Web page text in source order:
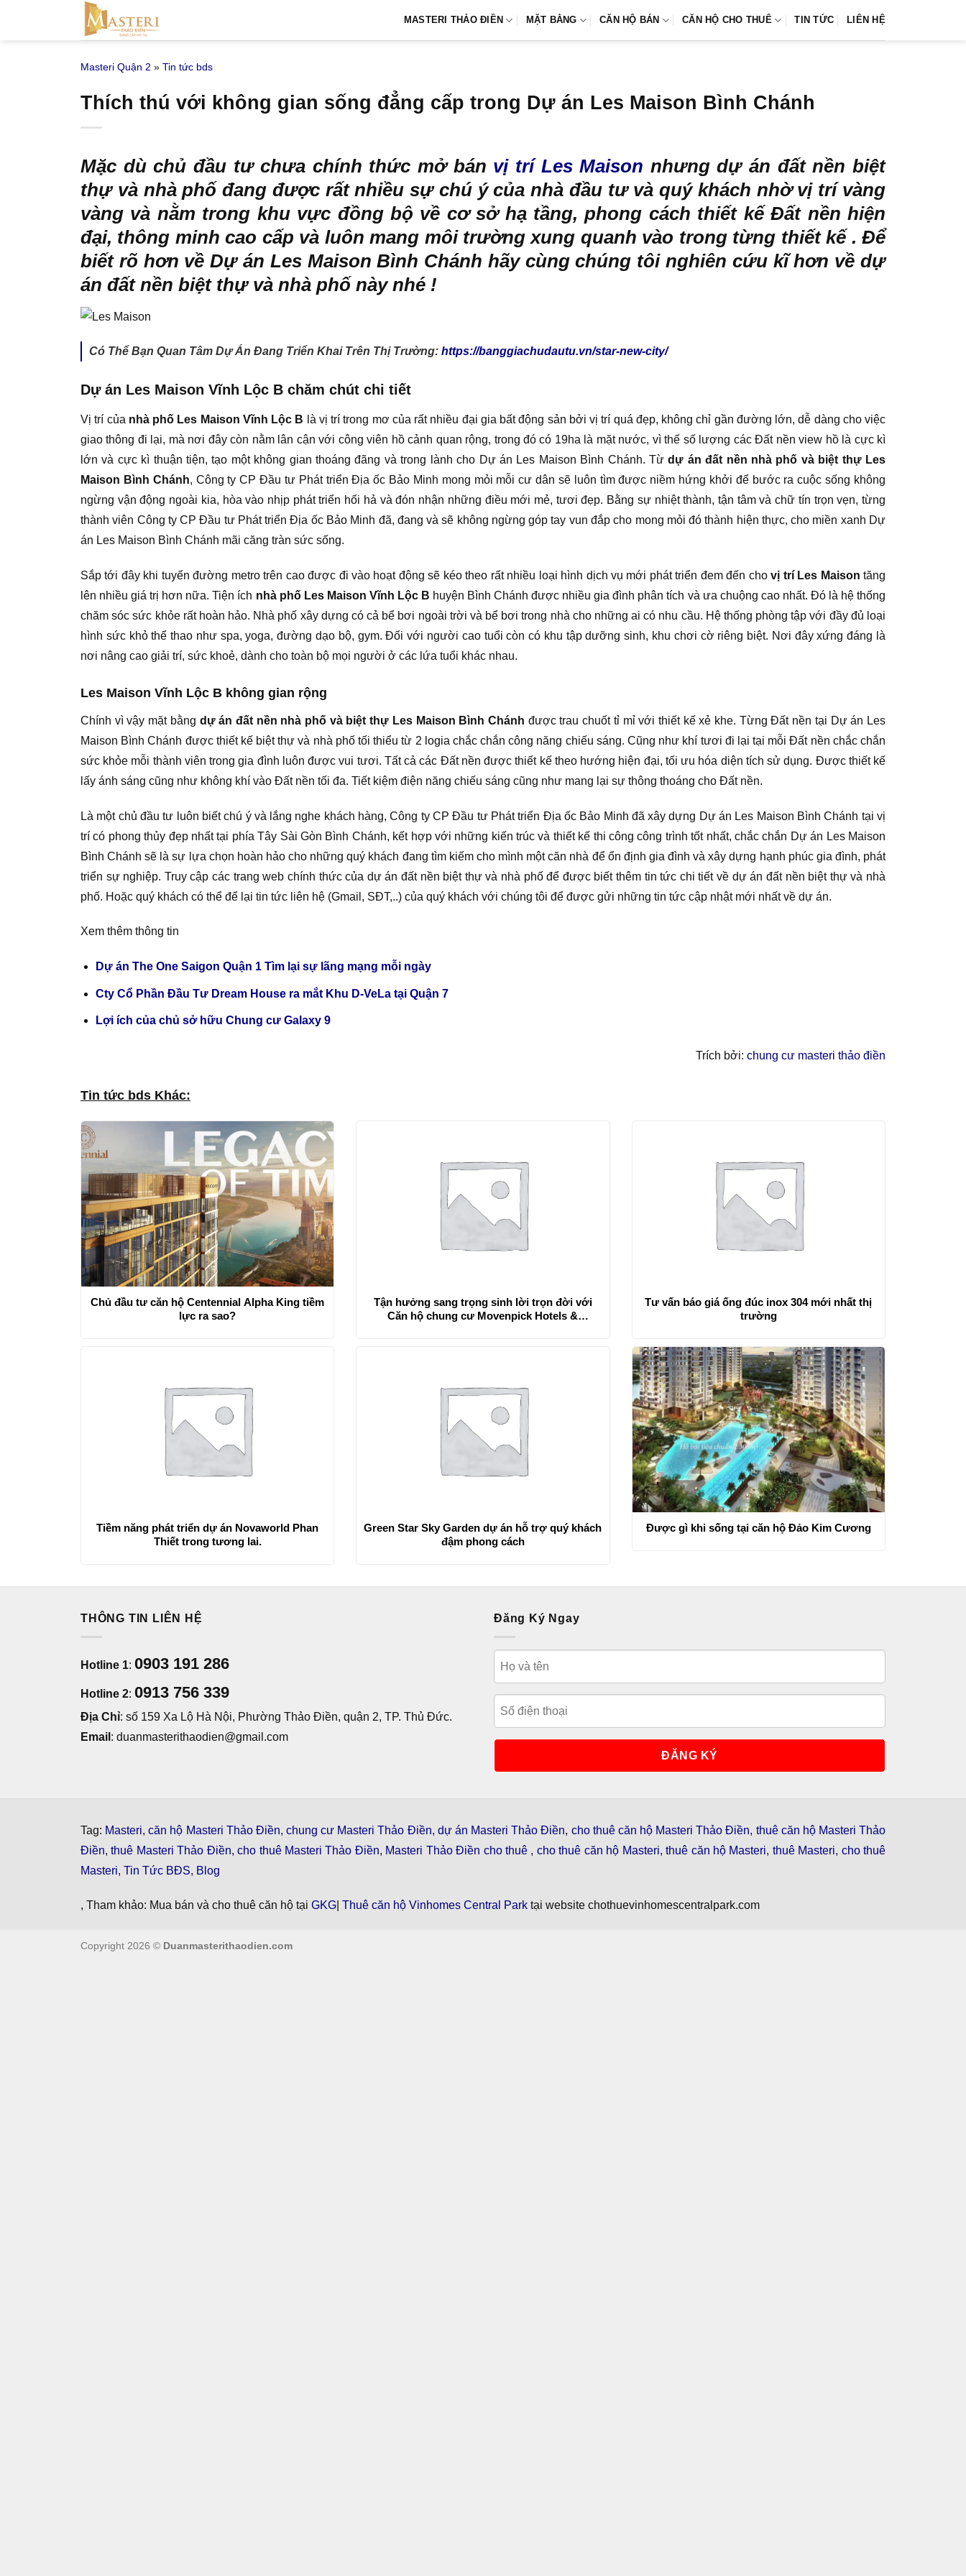
MASTERI THẢO ĐIỀN MẶT BẰNG CĂN HỘ BÁN CĂN HỘ CHO THUÊ TIN TỨC LIÊN HỆ
Masteri Quận 2 » Tin tức bds
Thích thú với không gian sống đẳng cấp trong Dự án Les Maison Bình Chánh
Mặc dù chủ đầu tư chưa chính thức mở bán vị trí Les Maison nhưng dự án đất nền biệt
thự và nhà phố đang được rất nhiều sự chú ý của nhà đầu tư và quý khách nhờ vị trí vàng
vàng và nằm trong khu vực đồng bộ về cơ sở hạ tầng, phong cách thiết kế Đất nền hiện
đại, thông minh cao cấp và luôn mang môi trường xung quanh vào trong từng thiết kế . Để
biết rõ hơn về Dự án Les Maison Bình Chánh hãy cùng chúng tôi nghiên cứu kĩ hơn về dự
án đất nền biệt thự và nhà phố này nhé !
Có Thể Bạn Quan Tâm Dự Án Đang Triển Khai Trên Thị Trường: https://banggiachudautu.vn/star-new-city/
Dự án Les Maison Vĩnh Lộc B chăm chút chi tiết
Vị trí của nhà phố Les Maison Vĩnh Lộc B là vị trí trong mơ của rất nhiều đại gia bất động sản bởi vị trí quá đẹp, không chỉ gần đường lớn, dễ dàng cho việc
giao thông đi lại, mà nơi đây còn nằm lân cận với công viên hồ cảnh quan rộng, trong đó có 19ha là mặt nước, vì thế số lượng các Đất nền view hồ là cực kì
lớn và cực kì thuận tiện, tạo một không gian thoáng đãng và trong lành cho Dự án Les Maison Bình Chánh. Từdự án đất nền nhà phố và biệt thự Les
Maison Bình Chánh, Công ty CP Đầu tư Phát triển Địa ốc Bảo Minh mong mỏi mỗi cư dân sẽ luôn tìm được niềm hứng khởi để bước ra cuộc sống không
ngừng vận động ngoài kia, hòa vào nhịp phát triển hối hả và đón nhận những điều mới mẻ, tươi đẹp. Bằng sự nhiệt thành, tận tâm và chữ tín trọn vẹn, từng
thành viên Công ty CP Đầu tư Phát triển Địa ốc Bảo Minh đã, đang và sẽ không ngừng góp tay vun đắp cho mong mỏi đó thành hiện thực, cho miền xanh Dự
án Les Maison Bình Chánh mãi căng tràn sức sống.
Sắp tới đây khi tuyến đường metro trên cao được đi vào hoạt động sẽ kéo theo rất nhiều loại hình dịch vụ mới phát triển đem đến chovị trí Les Maison tăng
lên nhiều giá trị hơn nữa. Tiện ích nhà phố Les Maison Vĩnh Lộc B huyện Bình Chánh được nhiều gia đình phân tích và ưa chuộng cao nhất. Đó là hệ thống
chăm sóc sức khỏe rất hoàn hảo. Nhà phố xây dựng có cả bể bơi ngoài trời và bể bơi trong nhà cho những ai có nhu cầu. Hệ thống phòng tập với đầy đủ loại
hình sức khỏ thể thao như spa, yoga, đường dạo bộ, gym. Đối với người cao tuổi còn có khu tập dưỡng sinh, khu chơi cờ riêng biệt. Nơi đây xứng đáng là
nơi nâng cao giải trí, sức khoẻ, dành cho toàn bộ mọi người ở các lứa tuổi khác nhau.
Les Maison Vĩnh Lộc B không gian rộng
Chính vì vậy mặt bằng dự án đất nền nhà phố và biệt thự Les Maison Bình Chánh được trau chuốt tỉ mỉ với thiết kế xẻ khe. Từng Đất nền tại Dự án Les
Maison Bình Chánh được thiết kế biệt thự và nhà phố tối thiểu từ 2 logia chắc chắn công năng chiếu sáng. Cũng như khí tươi đi lại tại mỗi Đất nền chắc chắn
sức khỏe mỗi thành viên trong gia đình luôn được vui tươi. Tất cả các Đất nền được thiết kế theo hướng hiện đại, tối ưu hóa diện tích sử dụng. Được thiết kế
lấy ánh sáng cũng như không khí vào Đất nền tối đa. Tiết kiệm điện năng chiếu sáng cũng như mang lại sự thông thoáng cho Đất nền.
Là một chủ đầu tư luôn biết chú ý và lắng nghe khách hàng, Công ty CP Đầu tư Phát triển Địa ốc Bảo Minh đã xây dựng Dự án Les Maison Bình Chánh tại vị
trí có phong thủy đẹp nhất tại phía Tây Sài Gòn Bình Chánh, kết hợp với những kiến trúc và thiết kế thi công công trình tốt nhất, chắc chắn Dự án Les Maison
Bình Chánh sẽ là sự lựa chọn hoàn hảo cho những quý khách đang tìm kiếm cho mình một căn nhà để ổn định gia đình và xây dựng hạnh phúc gia đình, phát
triển sự nghiệp. Truy cập các trang web chính thức của dự án đất nền biệt thự và nhà phố để được biết thêm tin tức chi tiết về dự án đất nền biệt thự và nhà
phố. Hoặc quý khách có thể để lại tin tức liên hệ (Gmail, SĐT,..) của quý khách với chúng tôi để được gửi những tin tức cập nhật mới nhất về dự án.
Xem thêm thông tin
Dự án The One Saigon Quận 1 Tìm lại sự lãng mạng mỗi ngày
Cty Cổ Phần Đầu Tư Dream House ra mắt Khu D-VeLa tại Quận 7
Lợi ích của chủ sở hữu Chung cư Galaxy 9
Trích bởi: chung cư masteri thảo điền
Tin tức bds Khác:
Chủ đầu tư căn hộ Centennial Alpha King tiềm
lực ra sao?
Tận hưởng sang trọng sinh lời trọn đời với
Căn hộ chung cư Movenpick Hotels &
Tư vấn báo giá ống đúc inox 304 mới nhất thị
trường
Tiềm năng phát triển dự án Novaworld Phan
Thiết trong tương lai.
Green Star Sky Garden dự án hỗ trợ quý khách
đậm phong cách
Được gì khi sống tại căn hộ Đảo Kim Cương
THÔNG TIN LIÊN HỆ
Hotline 1: 0903 191 286
Hotline 2: 0913 756 339
Địa Chỉ: số 159 Xa Lộ Hà Nội, Phường Thảo Điền, quận 2, TP. Thủ Đức.
Email : duanmasterithaodien@gmail.com
Đăng Ký Ngay
Tag: Masteri,căn hộ Masteri Thảo Điền,chung cư Masteri Thảo Điền, dự án Masteri Thảo Điền, cho thuê căn hộ Masteri Thảo Điền, thuê căn hộ Masteri Thảo
Điền,thuê Masteri Thảo Điền,cho thuê Masteri Thảo Điền, Masteri Thảo Điền cho thuê , cho thuê căn hộ Masteri,thuê căn hộ Masteri, thuê Masteri, cho thuê
Masteri, Tin Tức BĐS, Blog
, Tham khảo: Mua bán và cho thuê căn hộ tại GKG Thuê căn hộ Vinhomes Central Park tại website chothuevinhomescentralpark.com
Copyright 2026 © Duanmasterithaodien.com